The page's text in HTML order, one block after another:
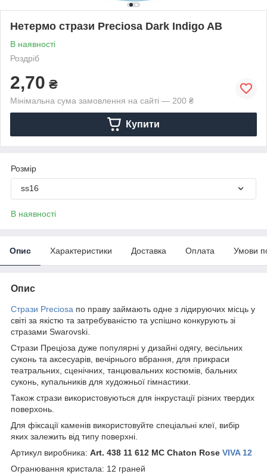
Нетермо стрази Preciosa Dark Indigo AB
В наявності
Роздріб
2,70 ₴
Мінімальна сума замовлення на сайті — 200 ₴
Купити
Розмір
ss16
В наявності
Опис Характеристики Доставка Оплата Умови
Опис
Стрази Preciosa по праву займають одне з лідируючих місць у
світі за якістю та затребуваністю та успішно конкурують зі
стразами Swarovski.
Стрази Преціоза дуже популярні у дизайні одягу, весільних
суконь та аксесуарів, вечірнього вбрання, для прикраси
театральних, сценічних, танцювальних костюмів, бальних
суконь, купальників для художньої гімнастики.
Також стрази використовуються для інкрустації різних твердих
поверхонь.
Для фіксації каменів використовуйте спеціальні клеї, вибір
яких залежить від типу поверхні.
Артикул виробника: Art. 438 11 612 MC Chaton Rose VIVA 12
Огранювання кристала: 12 граней